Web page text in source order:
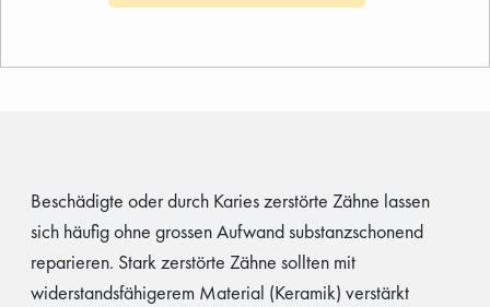
Beschädigte oder durch Karies zerstörte Zähne lassen
sich häufig ohne grossen Aufwand substanzschonend
reparieren. Stark zerstörte Zähne sollten mit
widerstandsfähigerem Material (Keramik) verstärkt